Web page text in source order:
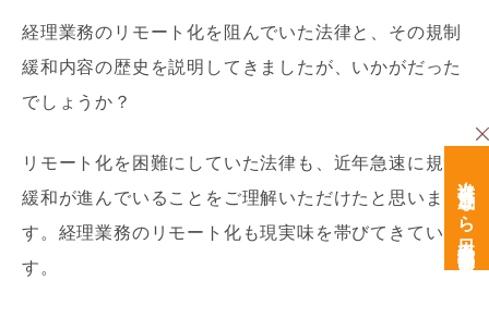
経理業務のリモート化を阻んでいた法律と、その規制
緩和内容の歴史を説明してきましたが、いかがだった
でしょうか？
リモート化を困難にしていた法律も、近年急速に規制
緩和が進んでいることをご理解いただけたと思いま
す。経理業務のリモート化も現実味を帯びてきていま
す。
次世代育成なら日本経営開発研究所